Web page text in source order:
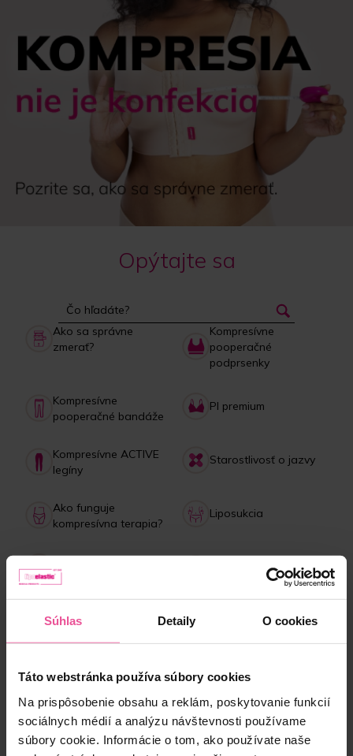
Súhlas Detaily O cookies
Táto webstránka používa súbory cookies
Na prispôsobenie obsahu a reklám, poskytovanie funkcií
sociálnych médií a analýzu návštevnosti používame
súbory cookie. Informácie o tom, ako používate naše
Opýtajte sa
Ako sa správne
zmerať?
Kompresívne
pooperačné
podprsenky
Kompresívne
pooperačné bandáže
PI premium
Kompresívne ACTIVE
legíny
Starostlivosť o jazvy
Ako funguje
kompresívna terapia?
Liposukcia
Lipedém
Kolagénový drink
Platba, doručenie,
NAJPREDÁVANEJŠIE produkty